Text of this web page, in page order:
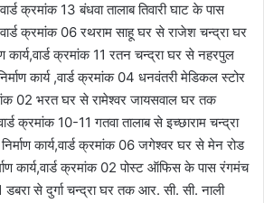
क्रमांक 13 बंधवा तालाब तिवारी घाट के पास
क्रमांक 06 रथराम साहू घर से राजेश चन्द्रा घर
कार्य,वार्ड क्रमांक 11 रतन चन्द्रा घर से नहरपुल
कार्य ,वार्ड क्रमांक 04 धनवंतरी मेडिकल स्टोर
02 भरत घर से रामेश्वर जायसवाल घर तक
क्रमांक 10-11 गतवा तालाब से इच्छाराम चन्द्रा
कार्य,वार्ड क्रमांक 06 जगेश्वर घर से मेन रोड
कार्य,वार्ड क्रमांक 02 पोस्ट ऑफिस के पास रंगमंच
डबरा से दुर्गा चन्द्रा घर तक आर. सी. सी. नाली